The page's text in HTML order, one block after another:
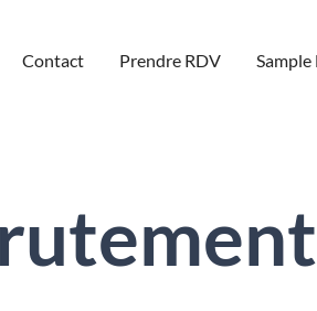
Contact Prendre RDV Sample